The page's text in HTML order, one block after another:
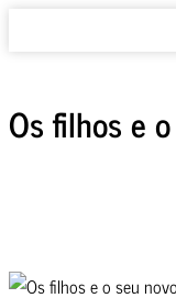
Os filhos e